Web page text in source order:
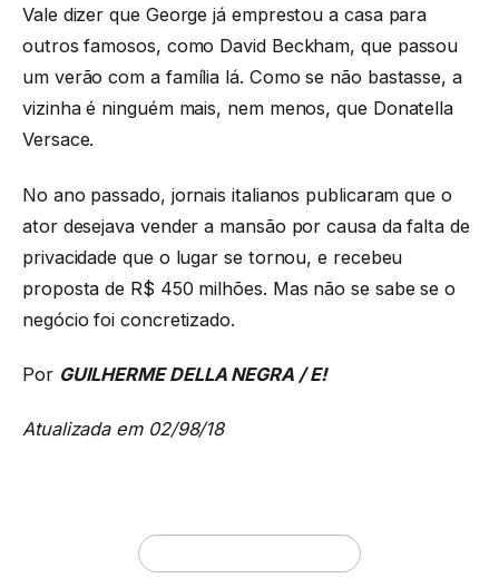
Vale dizer que George já emprestou a casa para
outros famosos, como David Beckham, que passou
um verão com a família lá. Como se não bastasse, a
vizinha é ninguém mais, nem menos, que Donatella
Versace.
No ano passado, jornais italianos publicaram que o
ator desejava vender a mansão por causa da falta de
privacidade que o lugar se tornou, e recebeu
proposta de R$ 450 milhões. Mas não se sabe se o
negócio foi concretizado.
Por GUILHERME DELLA NEGRA / E!
Atualizada em 02/98/18